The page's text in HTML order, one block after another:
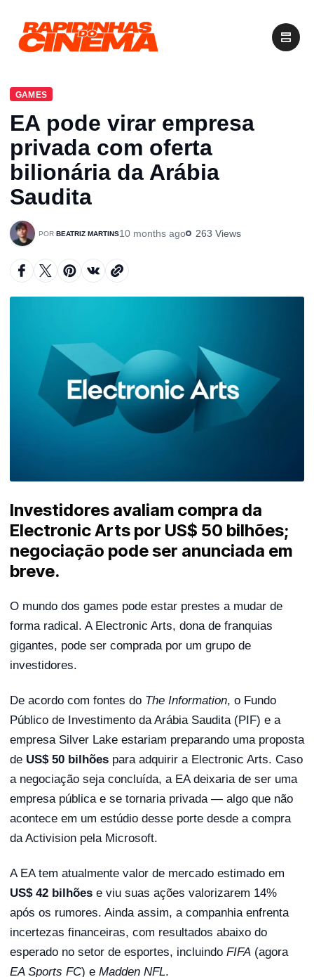
EA pode virar empresa
privada com oferta
bilionária da Arábia
Saudita
BEATRIZ MARTINS
GAMES
10 months ago 263 Views
Investidores avaliam compra da
Electronic Arts por US$ 50 bilhões;
negociação pode ser anunciada em
breve.
O mundo dos games pode estar prestes a mudar de
forma radical. A Electronic Arts, dona de franquias
gigantes, pode ser comprada por um grupo de
investidores.
De acordo com fontes do The Information, o Fundo
Público de Investimento da Arábia Saudita (PIF) e a
empresa Silver Lake estariam preparando uma proposta
de US$ 50 bilhões para adquirir a Electronic Arts. Caso
a negociação seja concluída, a EA deixaria de ser uma
empresa pública e se tornaria privada — algo que não
acontece em um estúdio desse porte desde a compra
da Activision pela Microsoft.
A EA tem atualmente valor de mercado estimado em
US$ 42 bilhões e viu suas ações valorizarem 14%
após os rumores. Ainda assim, a companhia enfrenta
incertezas financeiras, com resultados abaixo do
esperado no setor de esportes, incluindo FIFA (agora
EA Sports FC) e Madden NFL.